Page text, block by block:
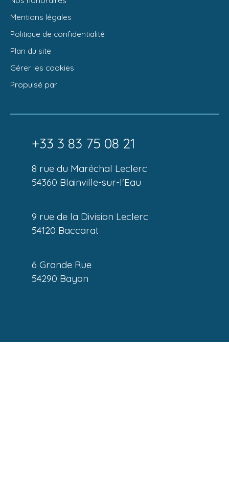
Mentions légales
Politique de confidentialité
Plan du site
Gérer les cookies
Propulsé par
+33 3 83 75 08 21
8 rue du Maréchal Leclerc
54360 Blainville-sur-l'Eau
9 rue de la Division Leclerc
54120 Baccarat
6 Grande Rue
54290 Bayon